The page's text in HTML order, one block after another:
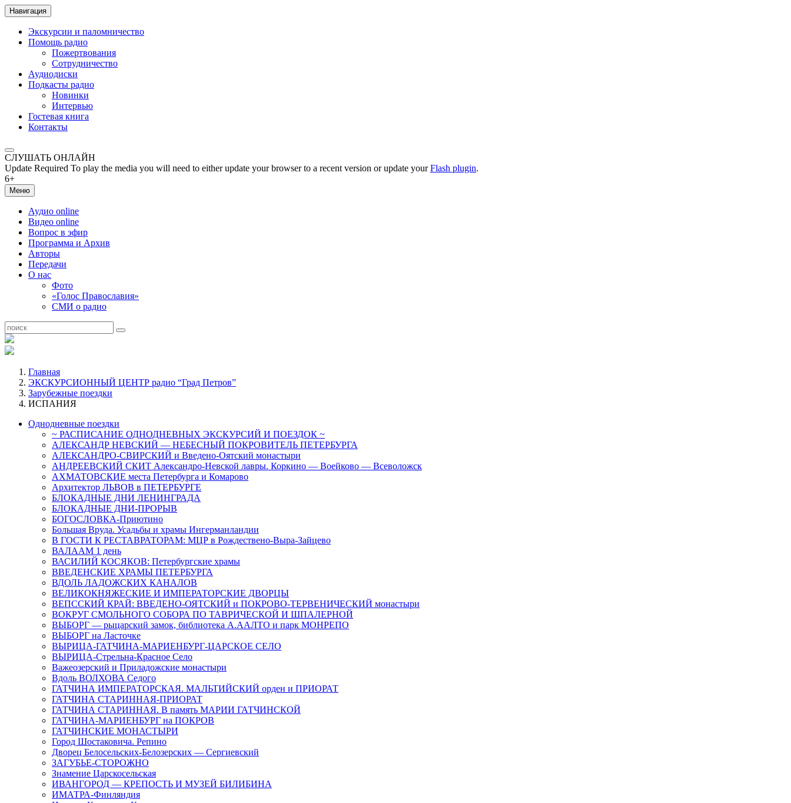
Навигация
Экскурсии и паломничество
Помощь радио
Пожертвования
Сотрудничество
Аудиодиски
Подкасты радио
Новинки
Интервью
Гостевая книга
Контакты
СЛУШАТЬ ОНЛАЙН
Update Required To play the media you will need to either update your browser to a recent version or update yourFlash plugin.
6+
Меню
Аудио online
Видео online
Вопрос в эфир
Программа и Архив
Авторы
Передачи
О нас
Фото
«Голос Православия»
СМИ о радио
Главная
ЭКСКУРСИОННЫЙ ЦЕНТР радио “Град Петров”
Зарубежные поездки
ИСПАНИЯ
Однодневные поездки
~ РАСПИСАНИЕ ОДНОДНЕВНЫХ ЭКСКУРСИЙ И ПОЕЗДОК ~
АЛЕКСАНДР НЕВСКИЙ — НЕБЕСНЫЙ ПОКРОВИТЕЛЬ ПЕТЕРБУРГА
АЛЕКСАНДРО-СВИРСКИЙ и Введено-Оятский монастыри
АНДРЕЕВСКИЙ СКИТ Александро-Невской лавры. Коркино — Воейково — Всеволожск
АХМАТОВСКИЕ места Петербурга и Комарово
Архитектор ЛЬВОВ в ПЕТЕРБУРГЕ
БЛОКАДНЫЕ ДНИ ЛЕНИНГРАДА
БЛОКАДНЫЕ ДНИ-ПРОРЫВ
БОГОСЛОВКА-Приютино
Большая Вруда. Усадьбы и храмы Ингерманландии
В ГОСТИ К РЕСТАВРАТОРАМ: МЦР в Рождествено-Выра-Зайцево
ВАЛААМ 1 день
ВАСИЛИЙ КОСЯКОВ: Петербургские храмы
ВВЕДЕНСКИЕ ХРАМЫ ПЕТЕРБУРГА
ВДОЛЬ ЛАДОЖСКИХ КАНАЛОВ
ВЕЛИКОКНЯЖЕСКИЕ И ИМПЕРАТОРСКИЕ ДВОРЦЫ
ВЕПССКИЙ КРАЙ: ВВЕДЕНО-ОЯТСКИЙ и ПОКРОВО-ТЕРВЕНИЧЕСКИЙ монастыри
ВОКРУГ СМОЛЬНОГО СОБОРА ПО ТАВРИЧЕСКОЙ И ШПАЛЕРНОЙ
ВЫБОРГ — рыцарский замок, библиотека А.ААЛТО и парк МОНРЕПО
ВЫБОРГ на Ласточке
ВЫРИЦА-ГАТЧИНА-МАРИЕНБУРГ-ЦАРСКОЕ СЕЛО
ВЫРИЦА-Стрельна-Красное Село
Важеозерский и Приладожские монастыри
Вдоль ВОЛХОВА Седого
ГАТЧИНА ИМПЕРАТОРСКАЯ. МАЛЬТИЙСКИЙ орден и ПРИОРАТ
ГАТЧИНА СТАРИННАЯ-ПРИОРАТ
ГАТЧИНА СТАРИННАЯ. В память МАРИИ ГАТЧИНСКОЙ
ГАТЧИНА-МАРИЕНБУРГ на ПОКРОВ
ГАТЧИНСКИЕ МОНАСТЫРИ
Город Шостаковича. Репино
Дворец Белосельских-Белозерских — Сергиевский
ЗАГУБЬЕ-СТОРОЖНО
Знамение Царскосельская
ИВАНГОРОД — КРЕПОСТЬ И МУЗЕЙ БИЛИБИНА
ИМАТРА-Финляндия